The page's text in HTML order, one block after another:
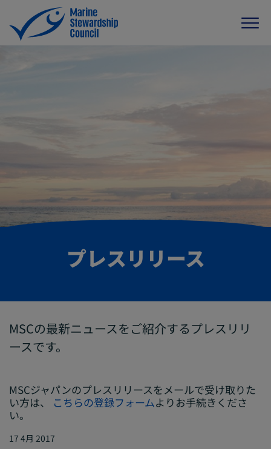
プレスリリース
MSCの最新ニュースをご紹介するプレスリリ
ースです。
MSCジャパンのプレスリリースをメールで受け取りた
い方は、
こちらの登録フォームよりお手続きくださ
い。
17 4月 2017